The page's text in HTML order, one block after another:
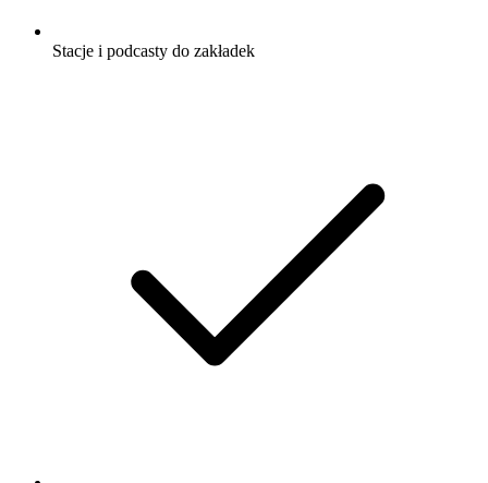
Stacje i podcasty do zakładek